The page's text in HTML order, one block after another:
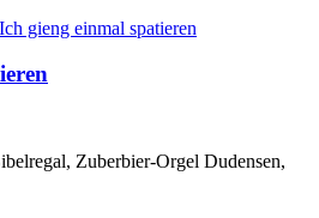
Zuberbier-Orgel Dudensen,